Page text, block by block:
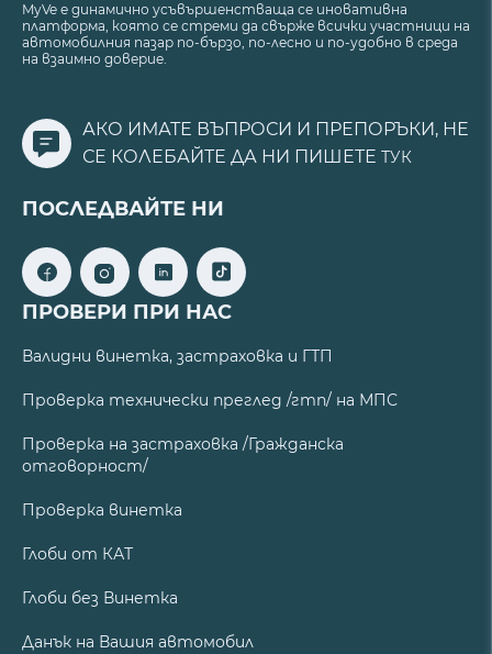
MyVe е динамично усъвършенстваща се иновативна
платформа, която се стреми да свърже всички участници на
автомобилния пазар по-бързо, по-лесно и по-удобно в среда
на взаимно доверие.
АКО ИМАТЕ ВЪПРОСИ И ПРЕПОРЪКИ, НЕ
СЕ КОЛЕБАЙТЕ ДА НИ ПИШЕТЕ ТУК
ПОСЛЕДВАЙТЕ НИ
ПРОВЕРИ ПРИ НАС
Валидни винетка, застраховка и ГТП
Проверка технически преглед /гтп/ на МПС
Проверка на застраховка /Гражданска
отговорност/
Проверка винетка
Глоби от КАТ
Глоби без Винетка
Данък на Вашия автомобил